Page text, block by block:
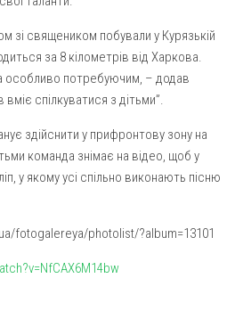
парафія (м. Полтава)
(с. Пригарівка)
Богородиці (с. Шевченки)
Пресвятої Богородиці (с. Дашківка)
(м. Кобеляки)
Білики)
Первозванного (с. Засулля)
Деменки)
зі священиком побували у Курязькій
за 8 кілометрів від Харкова.
особливо потребуючим, – додав
спілкуватися з дітьми”.
здійснити у прифронтову зону на
команда знімає на відео, щоб у
у якому усі спільно виконають пісню
fotogalereya/photolist/?album=13101